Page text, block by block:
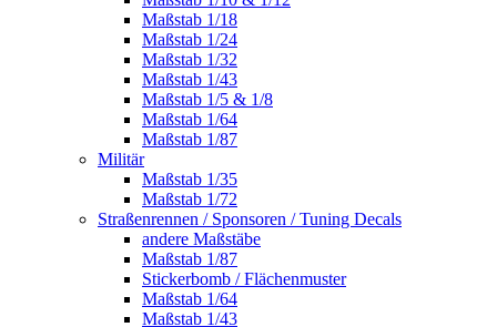
Maßstab 1/18
Maßstab 1/24
Maßstab 1/32
Maßstab 1/43
Maßstab 1/5 & 1/8
Maßstab 1/64
Maßstab 1/87
Militär
Maßstab 1/35
Maßstab 1/72
Straßenrennen / Sponsoren / Tuning Decals
andere Maßstäbe
Maßstab 1/87
Stickerbomb / Flächenmuster
Maßstab 1/64
Maßstab 1/43